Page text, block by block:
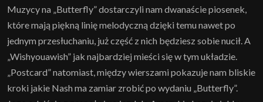
Muzycy na „Butterfly” dostarczyli nam dwanaście piosenek,
które mają piękną linię melodyczną dzięki temu nawet po
jednym przesłuchaniu, już część z nich będziesz sobie nucił. A
„Wishyouawish” jak najbardziej mieści się w tym układzie.
„Postcard” natomiast, między wierszami pokazuje nam bliskie
kroki jakie Nash ma zamiar zrobić po wydaniu „Butterfly”.